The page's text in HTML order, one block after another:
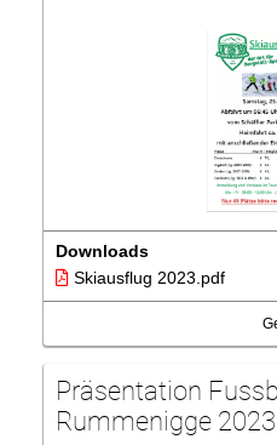
Downloads
Skiausflug 2023.pdf
Präsentation
Rummenigge 2023